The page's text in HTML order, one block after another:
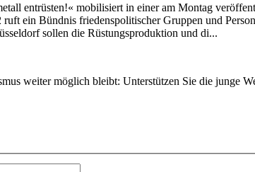
entrüsten!« mobilisiert in einer am Montag
ein Bündnis friedenspolitischer Gruppen und
sollen die Rüstungsproduktion und di...
weiter möglich bleibt: Unterstützen Sie die junge